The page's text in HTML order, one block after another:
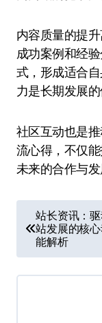
内容质量的提
成功案例和经
式，形成适合
力是长期发展的
社区互动也是
流心得，不仅
未来的合作与发
章
导
航
站长资讯：
站发展的核
能解析